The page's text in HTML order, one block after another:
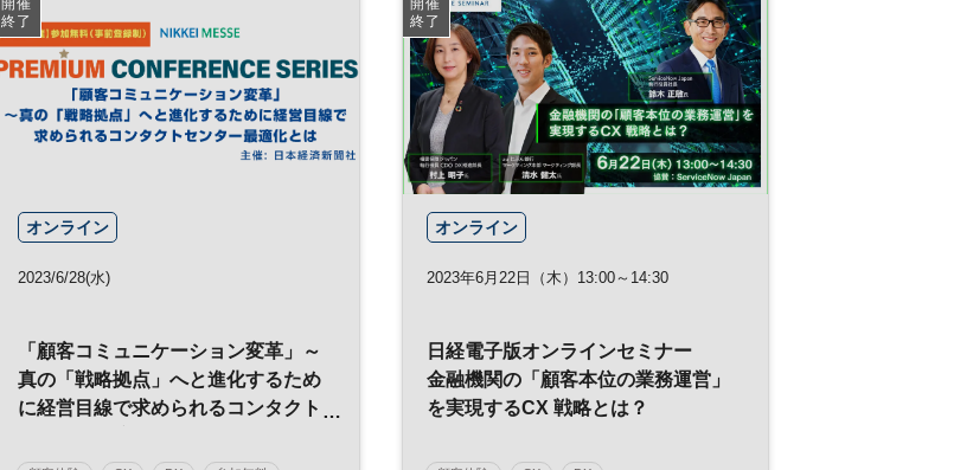
開催
終了
オンライン
2023/6/28(水)
「顧客コミュニケーション変革」～
真の「戦略拠点」へと進化するため
に経営目線で求められるコンタクト
開催
終了
オンライン
2023年6月22日（木）13:00～14:30
日経電子版オンラインセミナー
金融機関の「顧客本位の業務運営」
を実現するCX 戦略とは？